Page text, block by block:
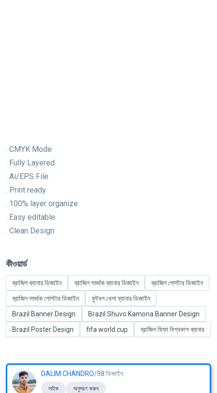
. CMYK Mode
. Fully Layered
. Ai/EPS File
. Print ready
. 100% layer organize
. Easy editable
. Clean Design
কীওয়ার্ড
ব্রাজিল ব্যানার ডিজাইন ব্রাজিল সমর্থক ব্যানার ডিজাইন
ব্রাজিল পোস্টার ডিজাইন
ব্রাজিল সমর্থক পোস্টার ডিজাইন
ফুটবল খেলা ব্যানার ডিজাইন
Brazil Banner Design
Brazil Shuvo Kamona Banner Design
Brazil Poster Design
fifa world cup ব্রাজিল ফিফা বিশ্বকাপ ব্যানার
DALIM CHANDRO/98 ডিজাইন
লাইক অনুসরণ করুন